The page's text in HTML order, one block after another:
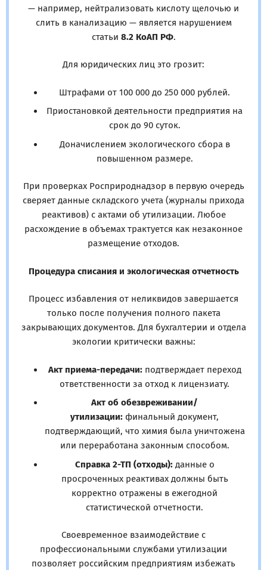
— например, нейтрализовать кислоту щелочью и
слить в канализацию — является нарушением
статьи 8.2 КоАП РФ.
Для юридических лиц это грозит:
Штрафами от 100 000 до 250 000 рублей.
Приостановкой деятельности предприятия на
срок до 90 суток.
Доначислением экологического сбора в
повышенном размере.
При проверках Росприроднадзор в первую очередь
сверяет данные складского учета (журналы прихода
реактивов) с актами об утилизации. Любое
расхождение в объемах трактуется как незаконное
размещение отходов.
Процедура списания и экологическая отчетность
Процесс избавления от неликвидов завершается
только после получения полного пакета
закрывающих документов. Для бухгалтерии и отдела
экологии критически важны:
Акт приема-передачи:подтверждает переход
ответственности за отход к лицензиату.
Акт об обезвреживании/
утилизации: финальный документ,
подтверждающий, что химия была уничтожена
или переработана законным способом.
Справка 2-ТП (отходы):данные о
просроченных реактивах должны быть
корректно отражены в ежегодной
статистической отчетности.
Своевременное взаимодействие с
профессиональными службами утилизации
позволяет российским предприятиям избежать